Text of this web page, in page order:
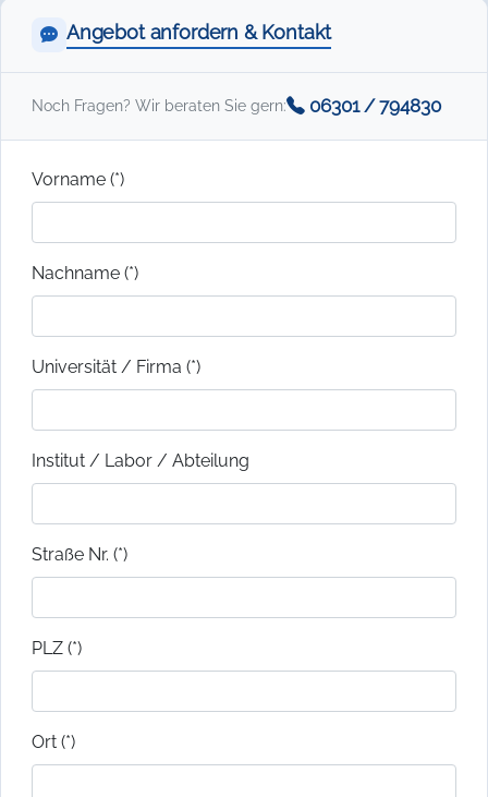
Angebot anfordern & Kontakt
Noch Fragen? Wir beraten Sie gern: 06301 / 794830
Vorname (*)
Nachname (*)
Universität / Firma (*)
Institut / Labor / Abteilung
Straße Nr. (*)
PLZ (*)
Ort (*)